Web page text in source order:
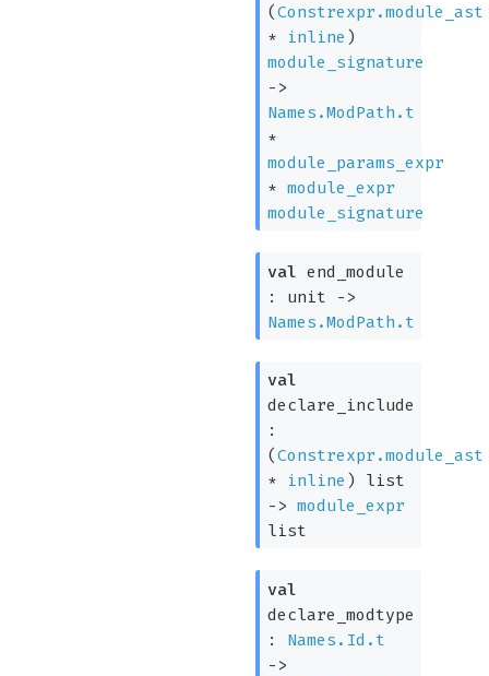
(Constrexpr.module_ast
* inline )
module_signature
->
Names.ModPath.t
*
module_params_expr
*module_expr
module_signature
val end_module
: unit ->
Names.ModPath.t
val
declare_include
:
(Constrexpr.module_ast
* inline )
list
-> module_expr
list
val
declare_modtype
: Names.Id.t
->